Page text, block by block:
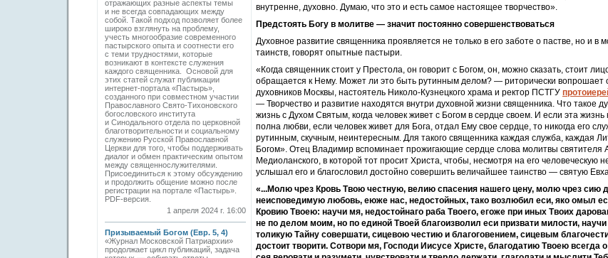
отражающих разные аспекты темы
и не всегда совпадающих между
собой. Такой подход позволяет более
широко взглянуть на проблему,
учесть многообразие современного
пастырского опыта и соотнести его
с теми трудностями, которые
возникают в контексте ­служения
каждого священника. Основой для
этих статей служат публикации
интернет-портала «Пастырь»,
созданного при совместном участии
Православного Свято-Тихоновского
богословского ­института
и Синодального отдела по церковной
благотворительности и социальному
служению Русской Православной
Церкви для того, чтобы поддерживать
диалог и обмен практическим опытом
между священнослужителями.
Присоединиться к этому обсуждению
и продолжить общение можно после
регистрации на портале «Пастырь».
PDF-версия.
1 апреля 2024 г. 16:00
Призываемый Богом (Евр. 5, 4)
«Журнал Московской Патриархии»
продолжает цикл публикаций, задача
внутренне, духовно. Думаю, что это и есть самое настоящее творчество».
Предстоять Богу в молитве — значит постоянно совершенствоваться
Духовное развитие священника проявляется не только в его заботе о пастве, но и в
таинств, говорят опытные пастыри.
«Когда священник стоит у Престола, он говорит с Богом, он, можно сказать, стоит
обращается к Нему. Может ли это быть рутинным делом? — риторически вопрошает
духовников Москвы, настоятель Николо-Кузнецкого храма и ректор ПСТГУ
— Творчество и развитие находятся внутри духовной жизни священника. Что такое
жизнь с Духом Святым, когда человек живет с Богом в сердце своем. И если эта
полна любви, если человек живет для Бога, отдал Ему свое сердце, то никогда его
рутинным, скучным, неинтересным. Для такого священника каждая служба, каждая
Богом». Отец Владимир вспоминает прожигающие сердце слова молитвы святителя
Медиоланского, в которой тот просит Христа, чтобы, несмотря на его человеческую
услышал его и благословил достойно совершить величайшее таинство — святую
«...Молю чрез Кровь Твою честную, велию спасения нашего цену, молю чрез сию
неисповедимую любовь, еюже нас, недостойных, тако возлюбил еси, яко омыл
Кровию Твоею: научи мя, недостойнаго раба Твоего, егоже при иных Твоих
не по делом моим, но по единой Твоей благоизволил еси призвати милости,
толикую Тайну совершати, сицевою честию и благоговением, сицевым
достоит творити. Сотвори мя, Господи Иисусе Христе, благодатию Твоею всегда